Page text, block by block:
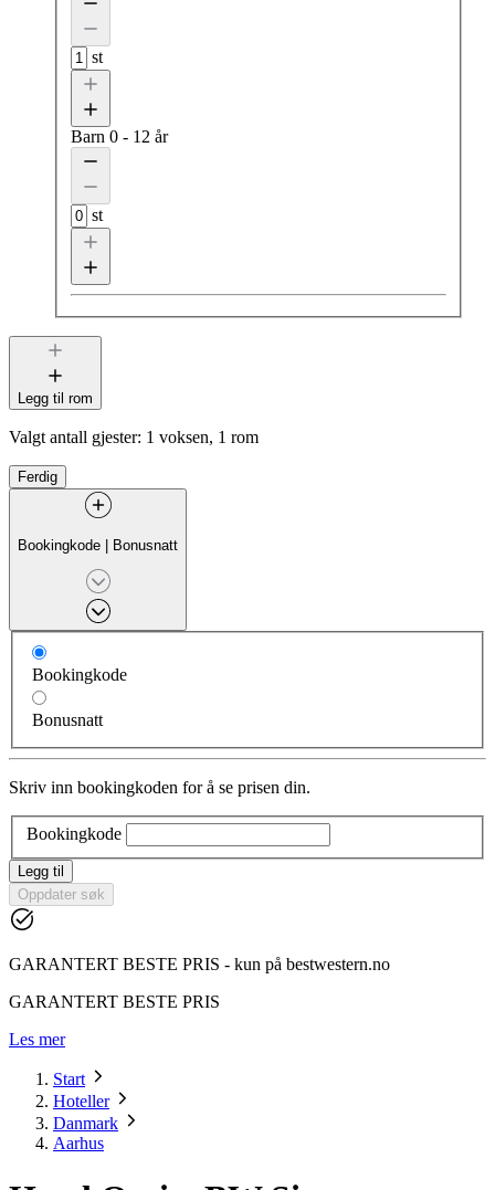
st
Barn 0 - 12 år
st
Legg til rom
Valgt antall gjester: 1 voksen, 1 rom
Ferdig
Bookingkode | Bonusnatt
Bookingkode
Bonusnatt
Skriv inn bookingkoden for å se prisen din.
Bookingkode
Legg til
Oppdater søk
GARANTERT BESTE PRIS - kun på bestwestern.no
GARANTERT BESTE PRIS
Les mer
Start
Hoteller
Danmark
Aarhus